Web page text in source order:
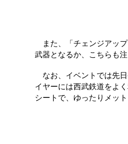
また、「チェンジアップ
武器となるか、こちらも注
なお、イベントでは先
イヤーには西武鉄道をよ
シートで、ゆったりメッ